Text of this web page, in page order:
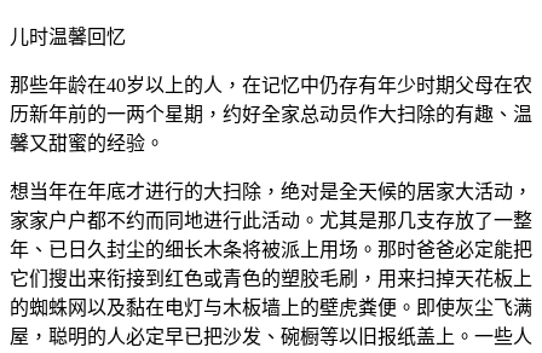
儿时温馨回忆
那些年龄在40岁以上的人，在记忆中仍存有年少时期父母在农
历新年前的一两个星期，约好全家总动员作大扫除的有趣、温
馨又甜蜜的经验。
想当年在年底才进行的大扫除，绝对是全天候的居家大活动，
家家户户都不约而同地进行此活动。尤其是那几支存放了一整
年、已日久封尘的细长木条将被派上用场。那时爸爸必定能把
它们搜出来衔接到红色或青色的塑胶毛刷，用来扫掉天花板上
的蜘蛛网以及黏在电灯与木板墙上的壁虎粪便。即使灰尘飞满
屋，聪明的人必定早已把沙发、碗橱等以旧报纸盖上。一些人